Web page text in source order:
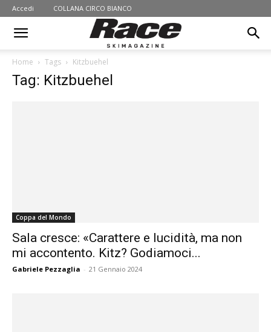
Accedi COLLANA CIRCO BIANCO
Home Tags Kitzbuehel
Tag: Kitzbuehel
Coppa del Mondo
Sala cresce: «Carattere e lucidità, ma non
mi accontento. Kitz? Godiamoci...
Gabriele Pezzaglia - 21 Gennaio 2024